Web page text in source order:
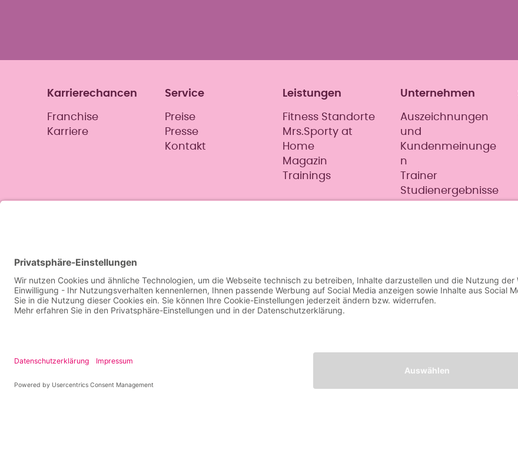
Karrierechancen
Franchise
Karriere
Service
Preise
Presse
Kontakt
Leistungen
Fitness Standorte
Mrs.Sporty at
Home
Magazin
Trainings
Unternehmen
Auszeichnungen
und
Kundenmeinunge
n
Trainer
Studienergebnisse